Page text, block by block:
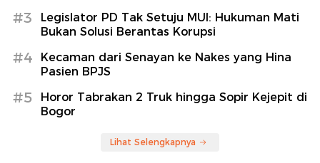
#3
Legislator PD Tak Setuju MUI: Hukuman Mati
Bukan Solusi Berantas Korupsi
#4
Kecaman dari Senayan ke Nakes yang Hina
Pasien BPJS
#5
Horor Tabrakan 2 Truk hingga Sopir Kejepit di
Bogor
Lihat Selengkapnya